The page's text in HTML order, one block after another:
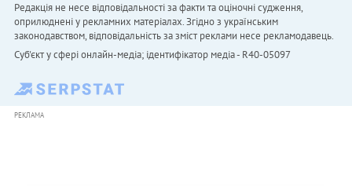
Редакція не несе відповідальності за факти та оціночні судження,
оприлюднені у рекламних матеріалах. Згідно з українським
законодавством, відповідальність за зміст реклами несе рекламодавець.
Cуб'єкт у сфері онлайн-медіа; ідентифікатор медіа - R40-05097
РЕКЛАМА